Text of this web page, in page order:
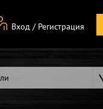
Вход / Регистрация